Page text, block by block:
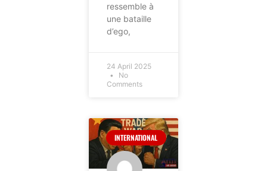
ressemble à
une bataille
d’ego,
24 April 2025
No
Comments
INTERNATIONAL